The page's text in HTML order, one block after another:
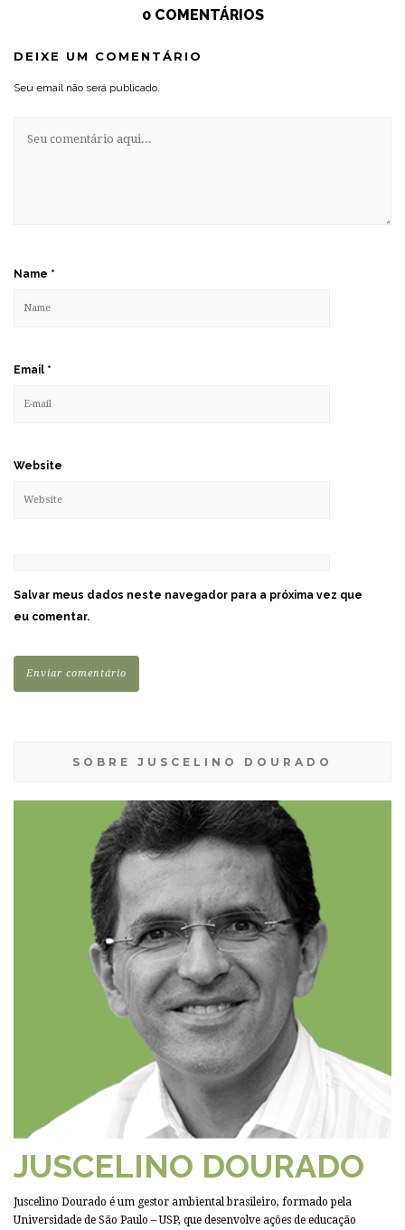
0 COMENTÁRIOS
DEIXE UM COMENTÁRIO
Seu email não será publicado.
Name *
Email *
Website
Salvar meus dados neste navegador para a próxima vez que
eu comentar.
SOBRE JUSCELINO DOURADO
JUSCELINO DOURADO
Juscelino Dourado é um gestor ambiental brasileiro, formado pela
Universidade de São Paulo – USP, que desenvolve ações de educação